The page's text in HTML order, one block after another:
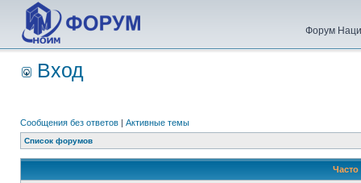
Форум
Вход
Сообщения без ответов | Активные темы
Список форумов